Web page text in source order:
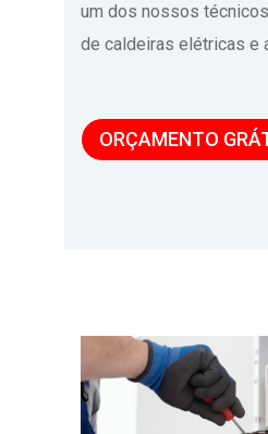
um dos nossos
de caldeiras elétricas e
ORÇAMENTO